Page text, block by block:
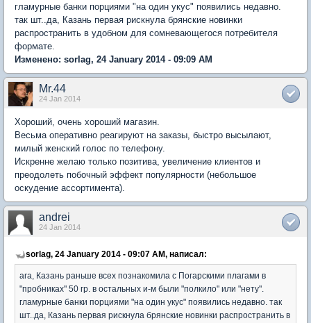
гламурные банки порциями "на один укус" появились недавно.
так шт..да, Казань первая рискнула брянские новинки
распространить в удобном для сомневающегося потребителя
формате.
Изменено: sorlag, 24 January 2014 - 09:09 AM
Mr.44
24 Jan 2014
Хороший, очень хороший магазин.
Весьма оперативно реагируют на заказы, быстро высылают,
милый женский голос по телефону.
Искренне желаю только позитива, увеличение клиентов и
преодолеть побочный эффект популярности (небольшое
оскудение ассортимента).
andrei
24 Jan 2014
sorlag, 24 January 2014 - 09:07 AM, написал:
ага, Казань раньше всех познакомила с Погарскими плагами в
"пробниках" 50 гр. в остальных и-м были "полкило" или "нету".
гламурные банки порциями "на один укус" появились недавно. так
шт..да, Казань первая рискнула брянские новинки распространить в